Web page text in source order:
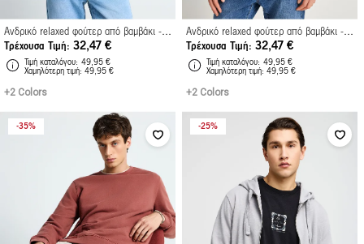
Ανδρικό relaxed φούτερ από βαμβάκι - The Essentials
Τρέχουσα Τιμή
32,47 €
Τιμή καταλόγου
49,95 €
Xαμηλότερη τιμή 49,95 €
+2 Colors
Ανδρικό relaxed φούτερ από βαμβάκι - The Essentials
Τρέχουσα Τιμή
32,47 €
Τιμή καταλόγου
49,95 €
Xαμηλότερη τιμή 49,95 €
+2 Colors
35% 25%